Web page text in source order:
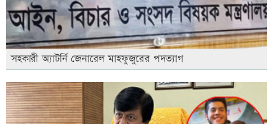
সহকারী অ্যাটর্নি জেনারেল মাহফুজুরের পদত্যাগ